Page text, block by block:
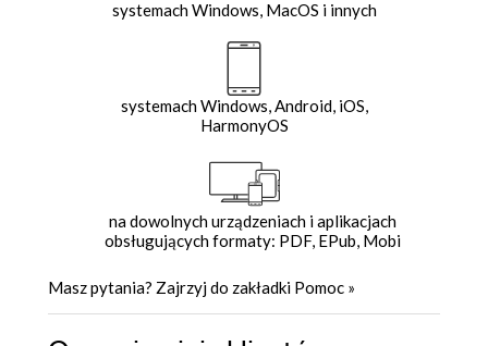
systemach Windows, MacOS i innych
systemach Windows, Android, iOS,
HarmonyOS
na dowolnych urządzeniach i aplikacjach
obsługujących formaty: PDF, EPub, Mobi
Masz pytania? Zajrzyj do zakładki Pomoc »